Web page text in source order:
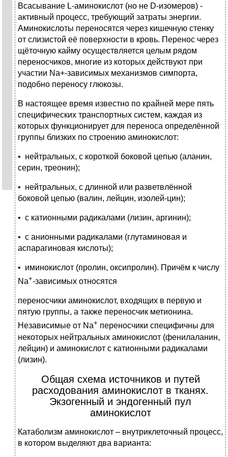
Всасывание L-аминокислот (но не D-изомеров) -
активный процесс, требующий затраты энергии.
Аминокислоты переносятся через кишечную стенку
от слизистой её поверхности в кровь. Перенос через
щёточную кайму осуществляется целым рядом
переносчиков, многие из которых действуют при
участии Na+-зависимых механизмов симпорта,
подобно переносу глюкозы.
В настоящее время известно по крайней мере пять
специфических транспортных систем, каждая из
которых функционирует для переноса определённой
группы близких по строению аминокислот:
• нейтральных, с короткой боковой цепью (аланин,
серин, треонин);
• нейтральных, с длинной или разветвлённой
боковой цепью (валин, лейцин, изолей-цин);
• с катионными радикалами (лизин, аргинин);
• с анионными радикалами (глутаминовая и
аспарагиновая кислоты);
• иминокислот (пролин, оксипролин). Причём к числу
Na+-зависимых относятся
переносчики аминокислот, входящих в первую и
пятую группы, а также переносчик метионина.
Независимые от Na+ переносчики специфичны для
некоторых нейтральных аминокислот (фенилаланин,
лейцин) и аминокислот с катионными радикалами
(лизин).
Общая схема источников и путей
расходования аминокислот в тканях.
Экзогенный и эндогенный пул
аминокислот
Катаболизм аминокислот – внутриклеточный процесс,
в котором выделяют два варианта: